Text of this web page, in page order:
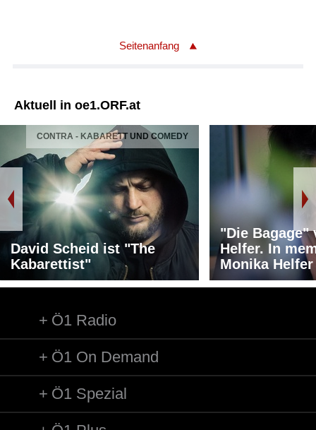
Seitenanfang
Aktuell in oe1.ORF.at
CONTRA - KABARETT UND COMEDY
David Scheid ist "The
Kabarettist"
"Die Bagage"
Helfer. In
Monika Helfer
Ö1 Radio
Ö1 On Demand
Ö1 Spezial